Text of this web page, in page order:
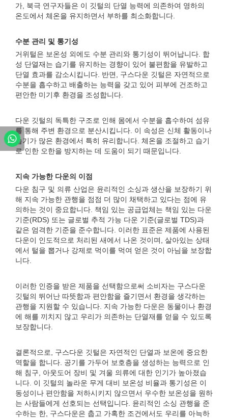
가, 북극 연구자들은 이 깃털의 단열 능력에 의존하여 영하의
온도에서 체온을 유지하면서 부하를 최소화합니다.
수분 관리 및 통기성
거위털은 보온성 외에도 수분 관리와 통기성이 뛰어납니다. 합
성 단열재는 습기를 유지하는 경향이 있어 불편함을 유발하고
단열 효과를 감소시킵니다. 반면, 구스다운 깃털은 자연적으로
수분을 흡수하고 배출하는 능력을 갖고 있어 피부에 건조하고
편안한 미기후 환경을 조성합니다.
다운 깃털의 독특한 구조로 인해 몸에서 수분을 흡수하여 섬유
를 통해 주변 환경으로 분산시킵니다. 이 속성은 신체 활동이나
습기가 많은 환경에서 특히 유리합니다. 체온을 조절하고 습기
로 인한 오한을 방지하는 데 도움이 되기 때문입니다.
지속 가능한 다운의 이점
다운 침구 및 의류 산업은 윤리적인 소싱과 생산을 보장하기 위
해 지속 가능한 관행을 점점 더 많이 채택하고 있다는 점에 유
의하는 것이 중요합니다. 책임 있는 공급업체는 책임 있는 다운
기준(RDS) 또는 글로벌 추적 가능 다운 기준(글로벌 TDS)과
같은 엄격한 기준을 준수합니다. 이러한 표준은 제품에 사용된
다운이 인도적으로 처리된 새에서 나온 것이며, 살아있는 상태
에서 털을 뽑거나 강제로 먹이를 먹여 얻은 것이 아님을 보장합
니다.
이러한 인증을 받은 제품을 선택함으로써 소비자는 구스다운
깃털의 뛰어난 따뜻함과 편안함을 즐기면서 환경을 생각하는
관행을 지원할 수 있습니다. 지속 가능한 다운은 동물이나 환경
에 해를 끼치지 않고 우리가 의존하는 단열재를 얻을 수 있도록
보장합니다.
결론적으로, 구스다운 깃털은 자연적인 단열과 보온에 중요한
역할을 합니다. 공기를 가두어 보호층을 생성하는 능력으로 인
해 침구, 아웃도어 장비 및 겨울 의류에 대한 인기가 높아졌습
니다. 이 깃털의 놀라운 무게 대비 보온성 비율과 통기성은 이
동성이나 편안함을 저하시키지 않으면서 우수한 보온성을 원하
는 사람들에게 선호되는 선택입니다. 윤리적인 소싱 관행을 준
수하는 한, 구스다운은 춥고 가혹한 조건에서도 우리를 아늑하